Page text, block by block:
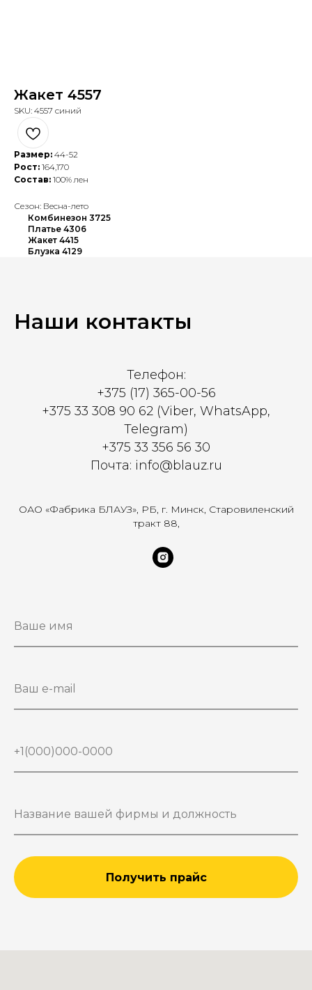
Жакет 4557
SKU: 4557 синий
Размер: 44-52
Рост: 164,170
Состав: 100% лен
Сезон: Весна-лето
Комбинезон 3725
Платье 4306
Жакет 4415
Блузка 4129
Наши контакты
Телефон:
+375 (17) 365-00-56
+375 33 308 90 62 (Viber, WhatsApp,
Telegram)
+375 33 356 56 30
Почта: info@blauz.ru
ОАО «Фабрика БЛАУЗ», РБ, г. Минск, Старовиленский
тракт 88,
Получить прайс